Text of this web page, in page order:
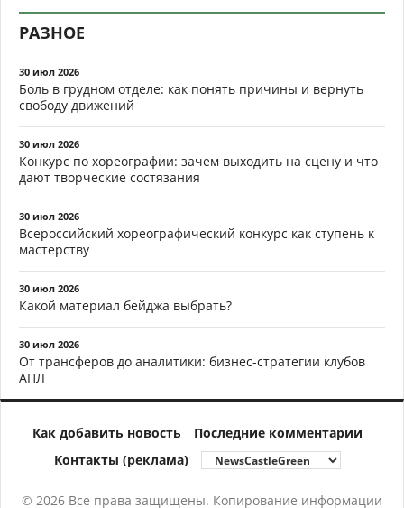
РАЗНОЕ
30 июл 2026
Боль в грудном отделе: как понять причины и вернуть
свободу движений
30 июл 2026
Конкурс по хореографии: зачем выходить на сцену и что
дают творческие состязания
30 июл 2026
Всероссийский хореографический конкурс как ступень к
мастерству
30 июл 2026
Какой материал бейджа выбрать?
30 июл 2026
От трансферов до аналитики: бизнес-стратегии клубов
АПЛ
Как добавить новость
Последние комментарии
Контакты (реклама)
© 2026 Все права защищены. Копирование информации